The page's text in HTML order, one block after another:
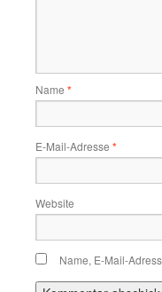
Name *
E-Mail-Adresse *
Website
Name, E-Mail-